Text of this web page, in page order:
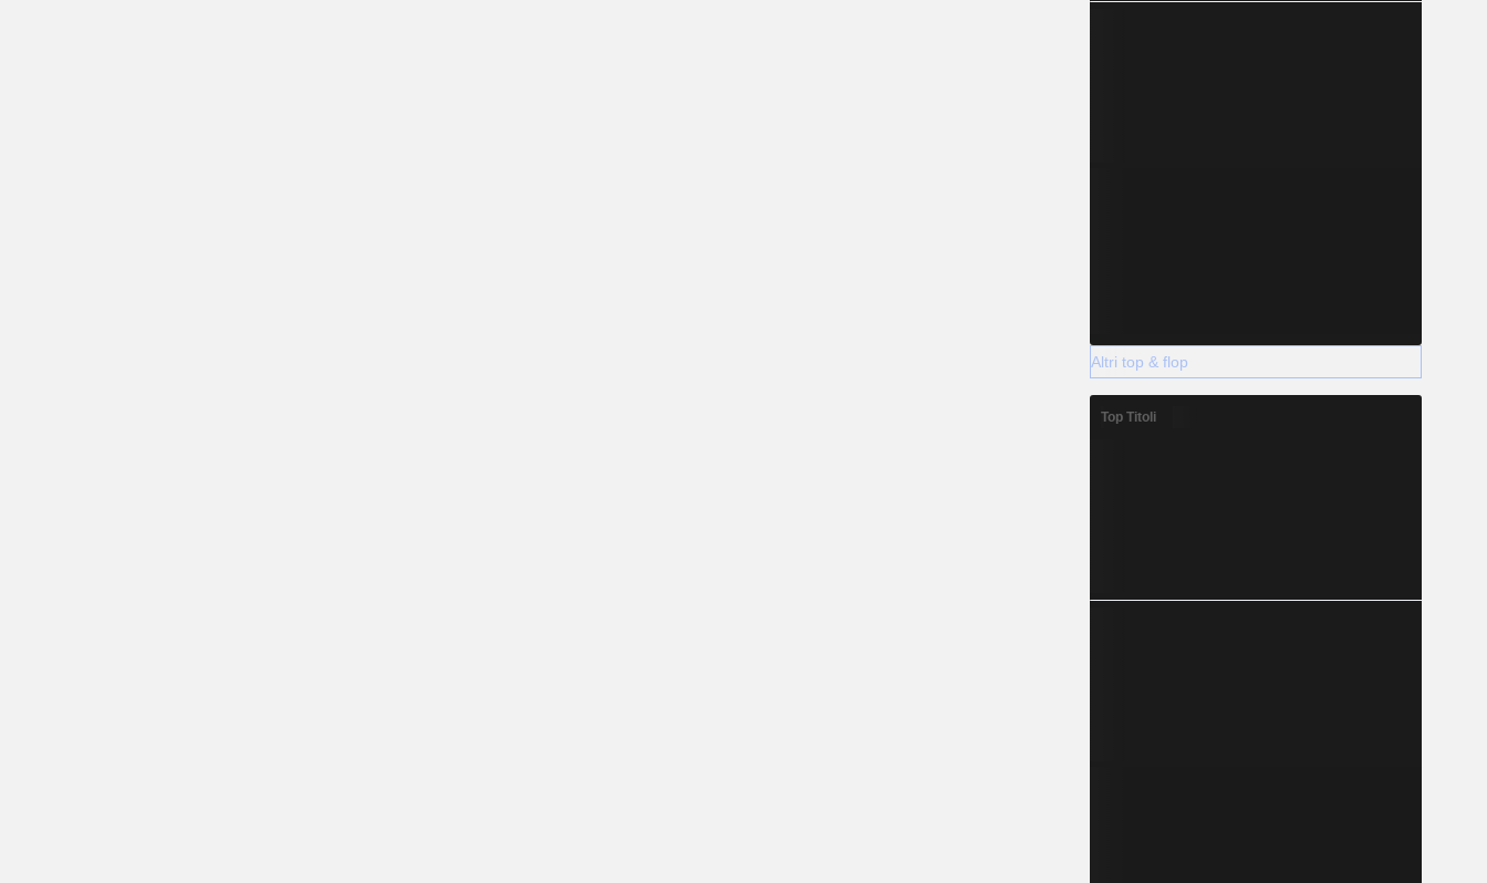
Altri top & flop
Top Titoli